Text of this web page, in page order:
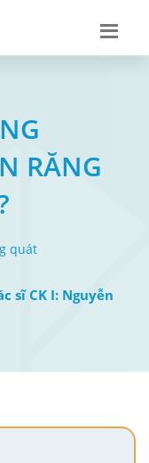
RĂNG
quát
sĩ CK I: Nguyễn